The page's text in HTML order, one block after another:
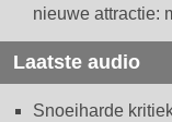
nieuwe attractie:
Laatste audio
Snoeiharde